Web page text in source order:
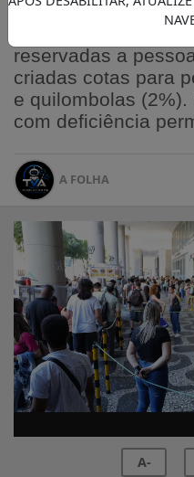
Nesta segunda
ampliado para 25%
reservadas a
criadas cotas para
e quilombolas
com deficiência
A FOLHA
A-